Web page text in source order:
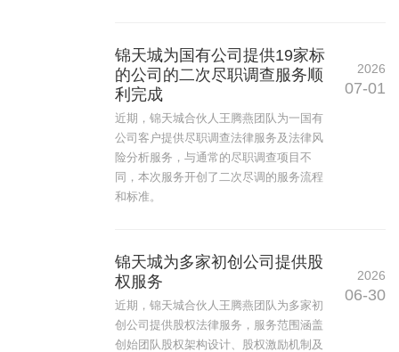
锦天城为国有公司提供19家标
的公司的二次尽职调查服务顺
利完成
近期，锦天城合伙人王腾燕团队为一国有
公司客户提供尽职调查法律服务及法律风
险分析服务，与通常的尽职调查项目不
同，本次服务开创了二次尽调的服务流程
和标准。
2026
07-01
锦天城为多家初创公司提供股
权服务
近期，锦天城合伙人王腾燕团队为多家初
创公司提供股权法律服务，服务范围涵盖
创始团队股权架构设计、股权激励机制及
2026
06-30